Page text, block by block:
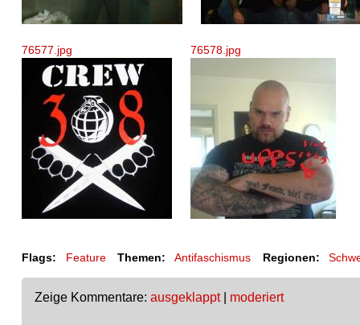
76577.jpg 76578.jpg
Flags: Feature Themen: Antifaschismus Regionen:
Zeige Kommentare: ausgeklappt| moderiert